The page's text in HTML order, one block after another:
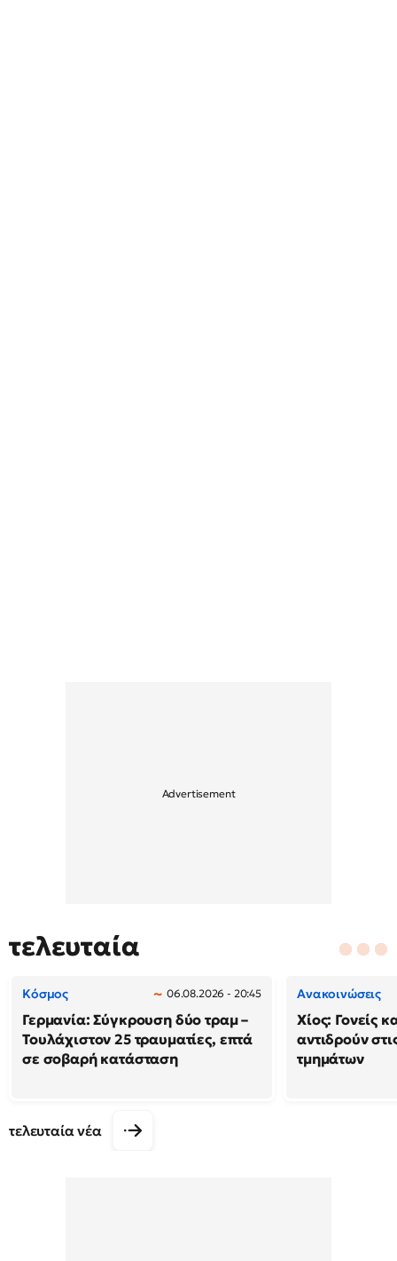
τελευταία
Κόσμος 06.08.2026 - 20:45
Γερμανία: Σύγκρουση δύο τραμ –
Τουλάχιστον 25 τραυματίες, επτά
σε σοβαρή κατάσταση
Ανακοινώσεις
Χίος: Γονείς
αντιδρούν
τμημάτων
τελευταία νέα